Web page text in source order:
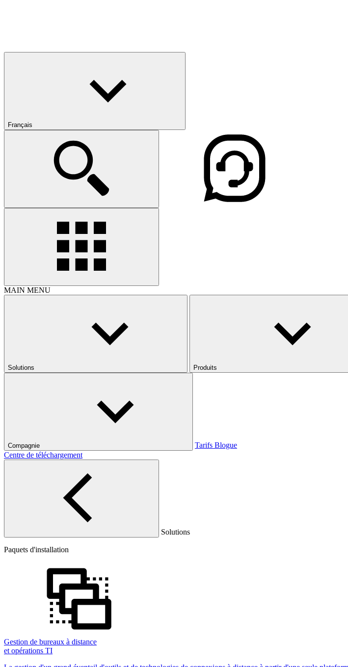
Français
MAIN MENU
Solutions Produits
Compagnie Tarifs Blogue
Centre de téléchargement
Solutions
Paquets d'installation
Gestion de bureaux à distance
et opérations TI